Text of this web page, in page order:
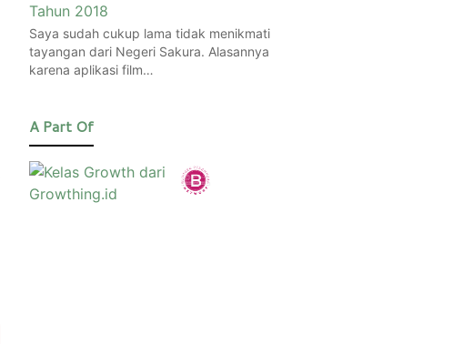
Tahun 2018
Saya sudah cukup lama tidak menikmati
tayangan dari Negeri Sakura. Alasannya
karena aplikasi film…
A Part Of